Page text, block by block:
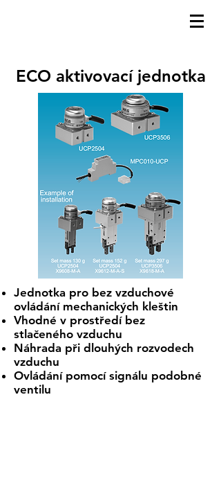
ECO aktivovací jednotka
Jednotka pro bez vzduchové
ovládání mechanických kleštin
Vhodné v prostředí bez
stlačeného vzduchu
Náhrada při dlouhých rozvodech
vzduchu
Ovládání pomocí signálu podobné
ventilu